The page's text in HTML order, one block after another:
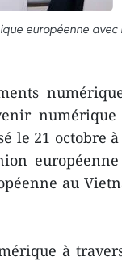
européenne avec
le 21 octobre à
au
à